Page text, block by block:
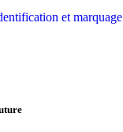
et marquage